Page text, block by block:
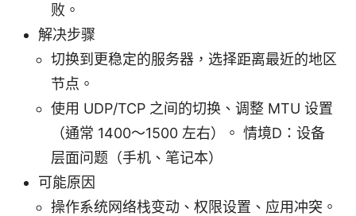
败。
解决步骤
切换到更稳定的服务器，选择距离最近的地区
节点。
使用 UDP/TCP 之间的切换、调整 MTU 设置
（通常 1400～1500 左右）。 情境D：设备
层面问题（手机、笔记本）
可能原因
操作系统网络栈变动、权限设置、应用冲突。